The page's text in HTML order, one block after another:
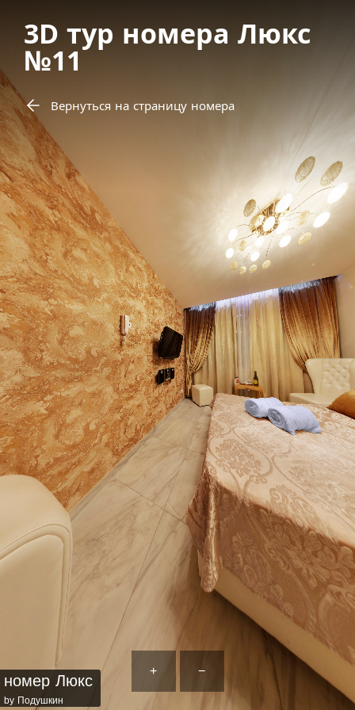
3D тур номера Люкс
№11
Вернуться на страницу номера
+ −
номер Люкс
by Подушкин